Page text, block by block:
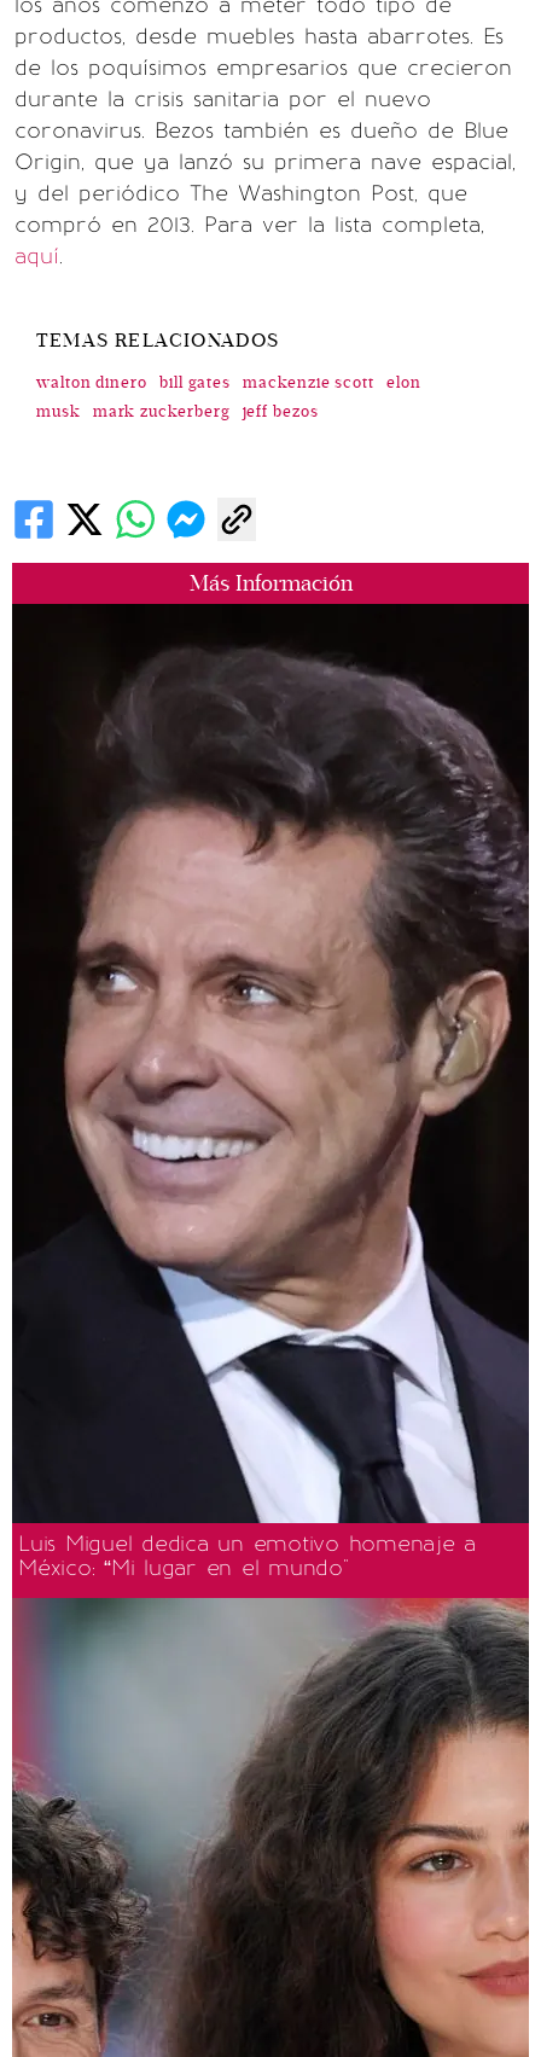
Más Información
Luis Miguel dedica un emotivo homenaje a
México: “Mi lugar en el mundo"
productos, desde muebles hasta abarrotes. Es
de los poquísimos empresarios que crecieron
durante la crisis sanitaria por el nuevo
coronavirus. Bezos también es dueño de Blue
Origin, que ya lanzó su primera nave espacial,
y del periódico The Washington Post, que
compró en 2013. Para ver la lista completa,
aquí.
TEMAS RELACIONADOS
walton dinero bill gates mackenzie scott
elon
musk
mark zuckerberg jeff bezos